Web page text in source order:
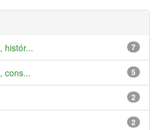
7
histór...
5
cons...
2
2